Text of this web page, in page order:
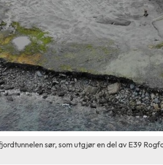
sør, som utgjør en del av E39